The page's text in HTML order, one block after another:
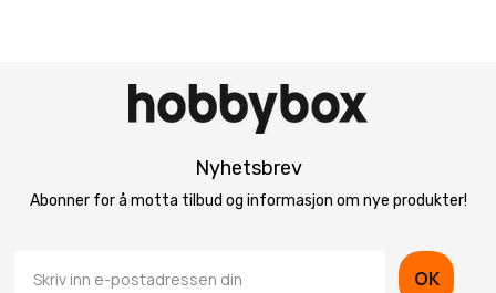
Nyhetsbrev
Abonner for å motta tilbud og informasjon om nye produkter!
OK